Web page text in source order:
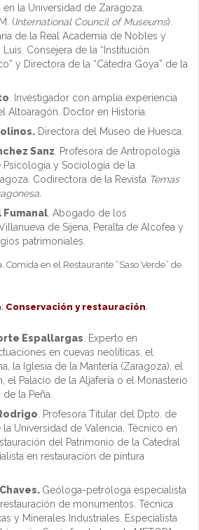
la Universidad de Zaragoza.
(International Council of Museums).
de la Real Academia de Nobles y
Consejera de la “Institución
y Directora de la “Cátedra Goya” de la
. Investigador con amplia experiencia
Altoaragón. Doctor en Historia.
Directora del Museo de Huesca.
Sanz . Profesora de Antropología
Psicología y Sociología de la
Codirectora de la Revista Temas
Fumanal . Abogado de los
de Sijena, Peralta de Alcofea y
patrimoniales.
en el Restaurante “Saso Verde” de
Conservación y restauración
Espallargas . Experto en
en cuevas neolíticas, el
la Iglesia de la Mantería (Zaragoza), el
el Palacio de la Aljafería o el Monasterio
la Peña.
. Profesora Titular del Dpto. de
Universidad de Valencia. Técnico en
del Patrimonio de la Catedral
en restauración de pintura
Geóloga-petróloga especialista
de monumentos. Técnica
y Minerales Industriales. Especialista